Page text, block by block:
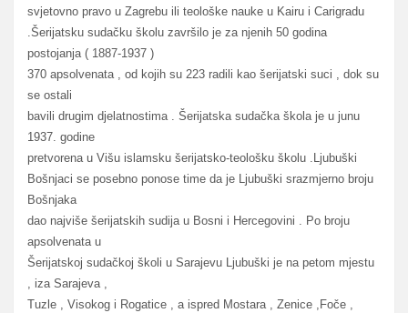
svjetovno pravo u Zagrebu ili teološke nauke u Kairu i Carigradu
.Šerijatsku sudačku školu završilo je za njenih 50 godina
postojanja ( 1887-1937 )
370 apsolvenata , od kojih su 223 radili kao šerijatski suci , dok su
se ostali
bavili drugim djelatnostima . Šerijatska sudačka škola je u junu
1937. godine
pretvorena u Višu islamsku šerijatsko-teološku školu .Ljubuški
Bošnjaci se posebno ponose time da je Ljubuški srazmjerno broju
Bošnjaka
dao najviše šerijatskih sudija u Bosni i Hercegovini . Po broju
apsolvenata u
Šerijatskoj sudačkoj školi u Sarajevu Ljubuški je na petom mjestu
, iza Sarajeva ,
Tuzle , Visokog i Rogatice , a ispred Mostara , Zenice ,Foče ,